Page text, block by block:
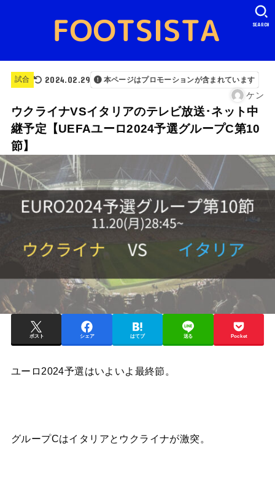
SEARCH
試合 2024.02.29 本ページはプロモーションが含まれています
ケン
ウクライナVSイタリアのテレビ放送･ネット中
継予定【UEFAユーロ2024予選グループC第10
節】
ポスト シェア はてブ 送る Pocket
ユーロ2024予選はいよいよ最終節。
グループCはイタリアとウクライナが激突。